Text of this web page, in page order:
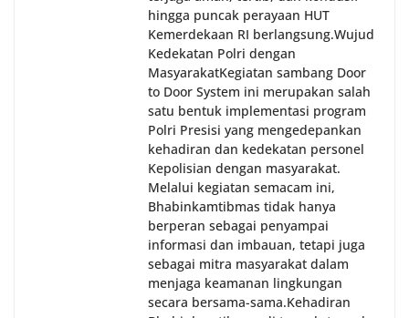
hingga puncak perayaan HUT
Kemerdekaan RI berlangsung.‎‎Wujud
Kedekatan Polri dengan
Masyarakat‎Kegiatan sambang Door
to Door System ini merupakan salah
satu bentuk implementasi program
Polri Presisi yang mengedepankan
kehadiran dan kedekatan personel
Kepolisian dengan masyarakat.
Melalui kegiatan semacam ini,
Bhabinkamtibmas tidak hanya
berperan sebagai penyampai
informasi dan imbauan, tetapi juga
sebagai mitra masyarakat dalam
menjaga keamanan lingkungan
secara bersama-sama.‎‎Kehadiran